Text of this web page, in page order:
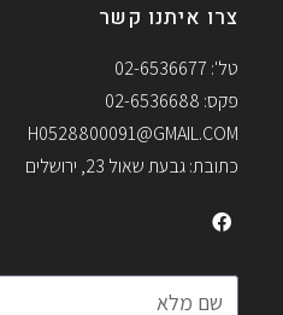
צרו איתנו קשר
טל': 02-6536677
פקס: 02-6536688
H0528800091@GMAIL.COM
כתובת: גבעת שאול 23, ירושלים